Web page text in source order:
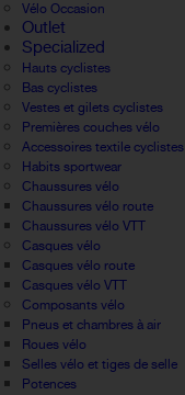
Vélo Occasion
Outlet
Specialized
Hauts cyclistes
Bas cyclistes
Vestes et gilets cyclistes
Premières couches vélo
Accessoires textile cyclistes
Habits sportwear
Chaussures vélo
Chaussures vélo route
Chaussures vélo VTT
Casques vélo
Casques vélo route
Casques vélo VTT
Composants vélo
Pneus et chambres à air
Roues vélo
Selles vélo et tiges de selle
Potences